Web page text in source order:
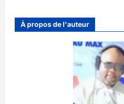
À propos de l'auteur